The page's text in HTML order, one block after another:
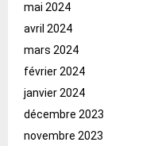
mai 2024
avril 2024
mars 2024
février 2024
janvier 2024
décembre 2023
novembre 2023